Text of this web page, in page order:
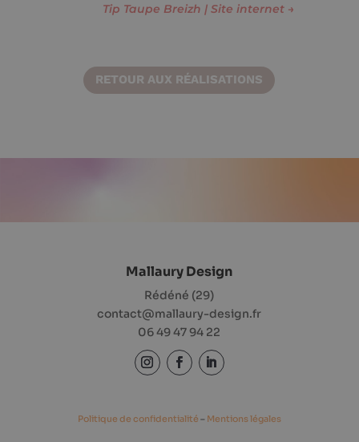
Tip Taupe Breizh | Site internet →
RETOUR AUX RÉALISATIONS
Mallaury Design
Rédéné (29)
contact@mallaury-design.fr
06 49 47 94 22
Politique de confidentialité – Mentions légales